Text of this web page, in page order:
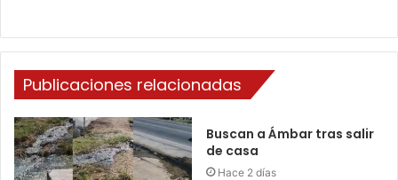
Publicaciones relacionadas
Buscan a Ámbar tras salir
de casa
Hace 2 días